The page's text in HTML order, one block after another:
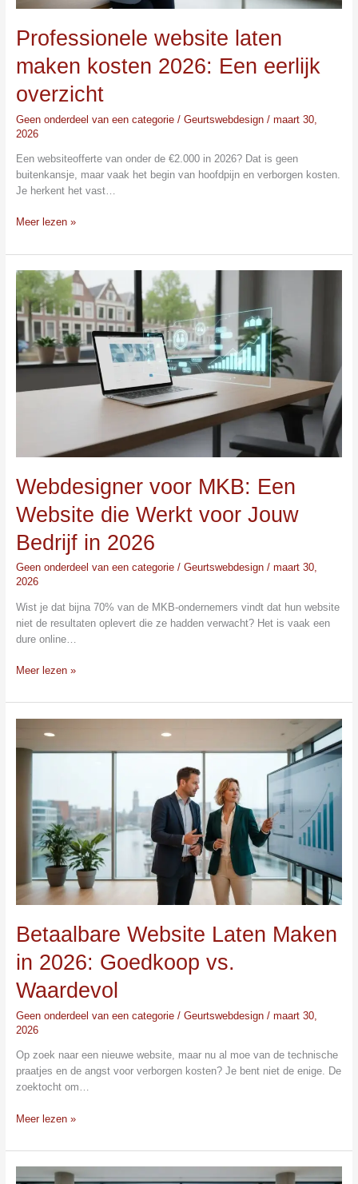
Professionele website laten
maken kosten 2026: Een eerlijk
overzicht
Geen onderdeel van een categorie/ Geurtswebdesign / maart 30,
2026
Een websiteofferte van onder de €2.000 in 2026? Dat is geen
buitenkansje, maar vaak het begin van hoofdpijn en verborgen kosten.
Je herkent het vast…
Meer lezen »
Webdesigner voor MKB: Een
Website die Werkt voor Jouw
Bedrijf in 2026
Geen onderdeel van een categorie/ Geurtswebdesign / maart 30,
2026
Wist je dat bijna 70% van de MKB-ondernemers vindt dat hun website
niet de resultaten oplevert die ze hadden verwacht? Het is vaak een
dure online…
Webdesigner
voor
MKB:
Een
Website
die
Werkt
voor
Meer lezen »
Betaalbare Website Laten Maken
in 2026: Goedkoop vs.
Waardevol
Geen onderdeel van een categorie/ Geurtswebdesign / maart 30,
2026
Op zoek naar een nieuwe website, maar nu al moe van de technische
praatjes en de angst voor verborgen kosten? Je bent niet de enige. De
zoektocht om…
Laten
2026:
Goedkoop
Waardevol
Meer lezen »